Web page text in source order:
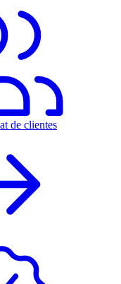
de clientes